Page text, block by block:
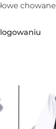
chowane